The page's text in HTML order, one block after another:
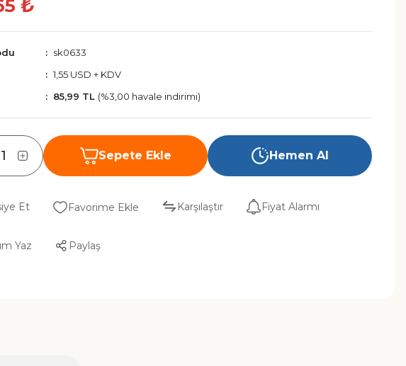
₺
sk0633
1,55 USD + KDV
85,99 TL (%3,00 havale indirimi)
Sepete Ekle Hemen Al
Et Karşılaştır Fiyat Alarmı
Yaz Paylaş